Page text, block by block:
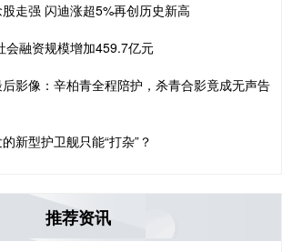
走强 闪迪涨超5%再创历史新高
会融资规模增加459.7亿元
影像：辛柏青全程陪护，杀青合影竟成无声告
新型护卫舰只能“打杂”？
推荐资讯